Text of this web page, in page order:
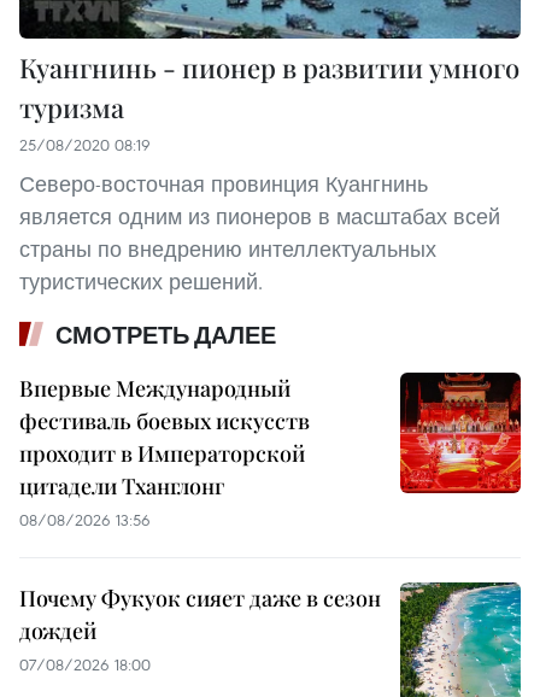
Куангнинь - пионер в развитии умного
туризма
25/08/2020 08:19
Северо-восточная провинция Куангнинь
является одним из пионеров в масштабах всей
страны по внедрению интеллектуальных
туристических решений.
СМОТРЕТЬ ДАЛЕЕ
Впервые Международный
фестиваль боевых искусств
проходит в Императорской
цитадели Тханглонг
08/08/2026 13:56
Почему Фукуок сияет даже в сезон
дождей
07/08/2026 18:00